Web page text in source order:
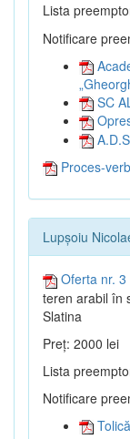
Lista
Notificare
SC
Proces-
Lupșoiu
Oferta nr. 3
teren arabil în
Slatina
Preț: 2000 lei
Lista
Notificare